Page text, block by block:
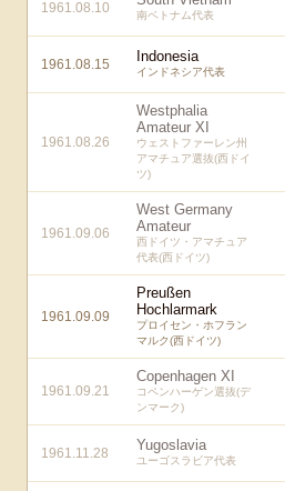
1961.08.10 南ベトナム代表
1961.08.15 Indonesia
インドネシア代表
1961.08.26
Westphalia
Amateur XI
ウェストファーレン州
アマチュア選抜(西ドイ
ツ)
1961.09.06
West Germany
Amateur
西ドイツ・アマチュア
代表(西ドイツ)
1961.09.09
Preußen
Hochlarmark
プロイセン・ホフラン
マルク(西ドイツ)
1961.09.21
Copenhagen XI
コペンハーゲン選抜(デ
ンマーク)
1961.11.28 Yugoslavia
ユーゴスラビア代表